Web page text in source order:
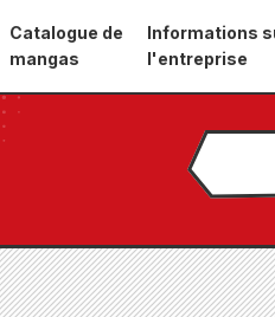
Catalogue de
mangas
Informations
l'entreprise